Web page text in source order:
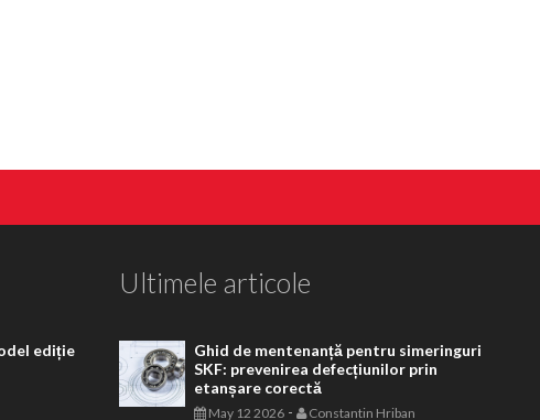
ediție
Ultimele articole
Ghid de mentenanță pentru simeringuri
SKF: prevenirea defecțiunilor prin
etanșare corectă
May 12 2026 - Constantin Hriban